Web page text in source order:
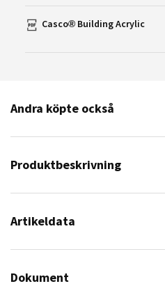
Casco® Building Acrylic
Andra köpte också
Produktbeskrivning
Artikeldata
Dokument